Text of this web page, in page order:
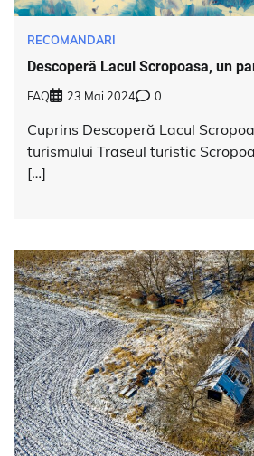
RECOMANDARI
Descoperă Lacul Scropoasa, un
FAQ 23 Mai 2024 0
Cuprins Descoperă Lacul
turismului Traseul turistic
[…]